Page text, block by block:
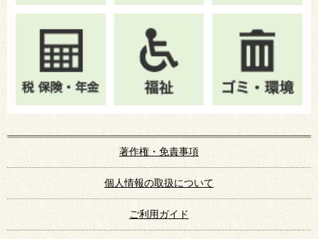
著作権・免責事項
個人情報の取扱について
ご利用ガイド